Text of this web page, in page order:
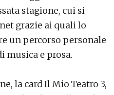
stagione, cui si
grazie ai quali lo
un percorso personale
musica e prosa.
la card Il Mio Teatro 3,